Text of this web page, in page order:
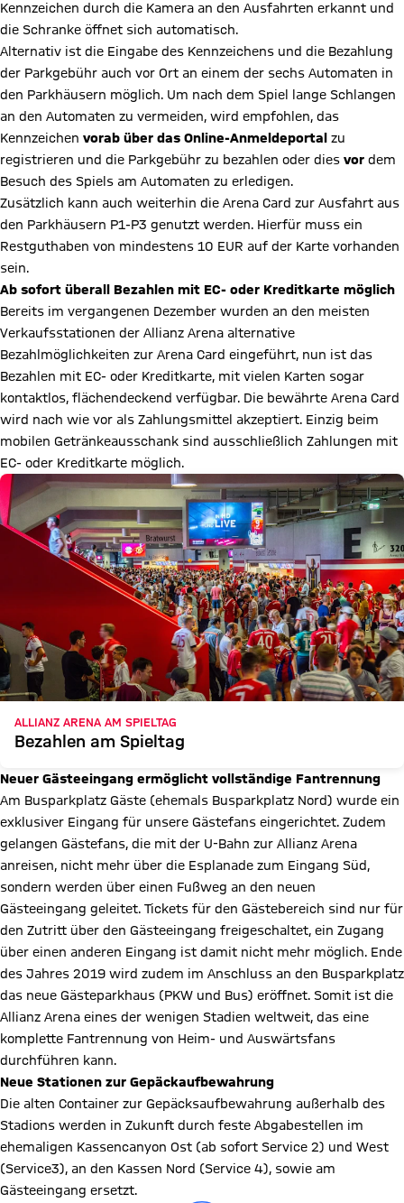
Kennzeichen durch die Kamera an den Ausfahrten erkannt und
die Schranke öffnet sich automatisch.
Alternativ ist die Eingabe des Kennzeichens und die Bezahlung
der Parkgebühr auch vor Ort an einem der sechs Automaten in
den Parkhäusern möglich. Um nach dem Spiel lange Schlangen
an den Automaten zu vermeiden, wird empfohlen, das
Kennzeichen vorab über das Online-Anmeldeportal zu
registrieren und die Parkgebühr zu bezahlen oder dies vor dem
Besuch des Spiels am Automaten zu erledigen.
Zusätzlich kann auch weiterhin die Arena Card zur Ausfahrt aus
den Parkhäusern P1-P3 genutzt werden. Hierfür muss ein
Restguthaben von mindestens 10 EUR auf der Karte vorhanden
sein.
Ab sofort überall Bezahlen mit EC- oder Kreditkarte möglich
Bereits im vergangenen Dezember wurden an den meisten
Verkaufsstationen der Allianz Arena alternative
Bezahlmöglichkeiten zur Arena Card eingeführt, nun ist das
Bezahlen mit EC- oder Kreditkarte, mit vielen Karten sogar
kontaktlos, flächendeckend verfügbar. Die bewährte Arena Card
wird nach wie vor als Zahlungsmittel akzeptiert. Einzig beim
mobilen Getränkeausschank sind ausschließlich Zahlungen mit
EC- oder Kreditkarte möglich.
ALLIANZ ARENA AM SPIELTAG
Bezahlen am Spieltag
Neuer Gästeeingang ermöglicht vollständige Fantrennung
Am Busparkplatz Gäste (ehemals Busparkplatz Nord) wurde ein
exklusiver Eingang für unsere Gästefans eingerichtet. Zudem
gelangen Gästefans, die mit der U-Bahn zur Allianz Arena
anreisen, nicht mehr über die Esplanade zum Eingang Süd,
sondern werden über einen Fußweg an den neuen
Gästeeingang geleitet. Tickets für den Gästebereich sind nur für
den Zutritt über den Gästeeingang freigeschaltet, ein Zugang
über einen anderen Eingang ist damit nicht mehr möglich. Ende
des Jahres 2019 wird zudem im Anschluss an den Busparkplatz
das neue Gästeparkhaus (PKW und Bus) eröffnet. Somit ist die
Allianz Arena eines der wenigen Stadien weltweit, das eine
komplette Fantrennung von Heim- und Auswärtsfans
durchführen kann.
Neue Stationen zur Gepäckaufbewahrung
Die alten Container zur Gepäcksaufbewahrung außerhalb des
Stadions werden in Zukunft durch feste Abgabestellen im
ehemaligen Kassencanyon Ost (ab sofort Service 2) und West
(Service3), an den Kassen Nord (Service 4), sowie am
Gästeeingang ersetzt.